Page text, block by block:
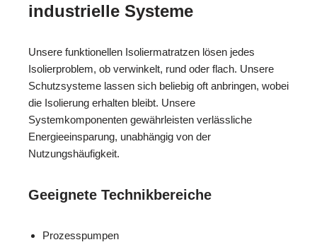
industrielle Systeme
Unsere funktionellen Isoliermatratzen lösen jedes
Isolierproblem, ob verwinkelt, rund oder flach. Unsere
Schutzsysteme lassen sich beliebig oft anbringen, wobei
die Isolierung erhalten bleibt. Unsere
Systemkomponenten gewährleisten verlässliche
Energieeinsparung, unabhängig von der
Nutzungshäufigkeit.
Geeignete Technikbereiche
Prozesspumpen